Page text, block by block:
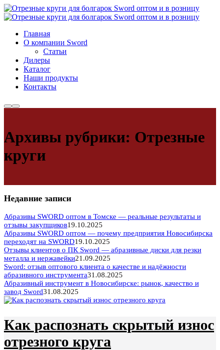
Главная
О компании Sword
Cтатьи
Дилеры
Каталог
Наши продукты
Контакты
Больше
Главное
Архивы рубрики: Отрезные
круги
Как распознать скрытый износ
отрезного круга
Недавние записи
Абразивы SWORD оптом в Томске — реальные результаты и
отзывы закупщиков19.10.2025
Абразивы SWORD оптом — почему предприятия Новосибирска
переходят на SWORD19.10.2025
Отзывы клиентов о ПК Sword — абразивные диски для резки
металла и нержавейки21.09.2025
Sword: отзыв оптового клиента о качестве и надёжности
абразивного инструмента31.08.2025
Абразивный инструмент в Новосибирске: рынок, качество и
завод Sword31.08.2025